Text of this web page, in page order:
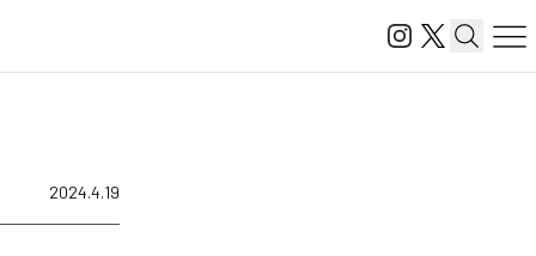
2024.4.19